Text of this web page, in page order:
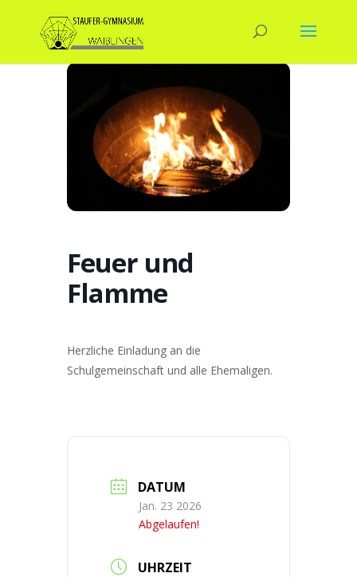
Feuer und
Flamme
Herzliche Einladung an die
Schulgemeinschaft und alle Ehemaligen.
DATUM
Jan. 23 2026
Abgelaufen!
UHRZEIT